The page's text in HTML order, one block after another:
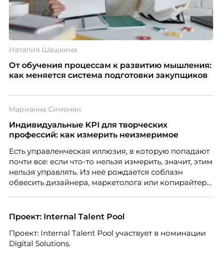
Наталия Шашкина
От обучения процессам к развитию мышления:
как меняется система подготовки закупщиков
Марианна Симонян
Индивидуальные KPI для творческих
профессий: как измерить неизмеримое
Есть управленческая иллюзия, в которую попадают
почти все: если что-то нельзя измерить, значит, этим
нельзя управлять. Из неё рождается соблазн
обвесить дизайнера, маркетолога или копирайтера
Проблема в том, что так мы измеряем не ценность,
а движение. А творческая работа — это тот редкий
случай, где движение и результат могут не
совпадать вовсе.
Проект: Internal Talent Pool
Проект: Internal Talent Pool участвует в номинации
Digital Solutions.